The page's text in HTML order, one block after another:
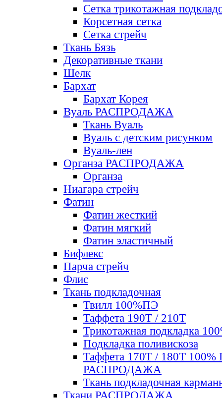
Сетка трикотажная
Корсетная сетка
Сетка стрейч
Ткань Бязь
Декоративные ткани
Шелк
Бархат
Бархат Корея
Вуаль РАСПРОДАЖА
Ткань Вуаль
Вуаль с детским рисунком
Вуаль-лен
Органза РАСПРОДАЖА
Органза
Ниагара стрейч
Фатин
Фатин жесткий
Фатин мягкий
Фатин элаcтичный
Бифлекс
Парча стрейч
Флис
Ткань подкладочная
Твилл 100%ПЭ
Таффета 190Т / 210Т
Трикотажная подкладка
Подкладка поливискоза
Таффета 170Т / 180Т 100%
РАСПРОДАЖА
Ткань подкладочная
Ткани РАСПРОДАЖА